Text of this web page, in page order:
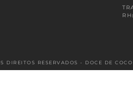
DIREITOS RESERVADOS - DOCE DE